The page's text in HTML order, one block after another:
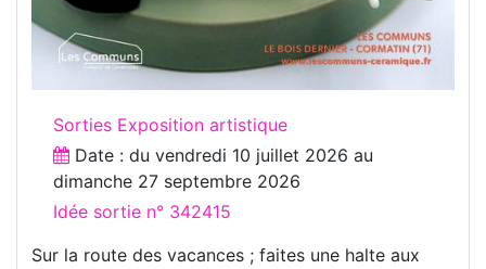
Sorties Exposition artistique
Date : du vendredi 10 juillet 2026 au
dimanche 27 septembre 2026
Idée sortie n° 342415
Sur la route des vacances ; faites une halte aux